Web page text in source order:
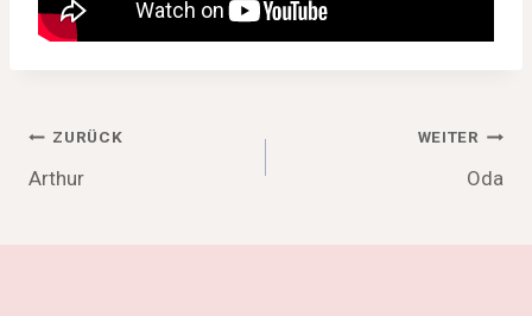
Beitragsnavigation
ZURÜCK
Arthur
WEITER
Oda